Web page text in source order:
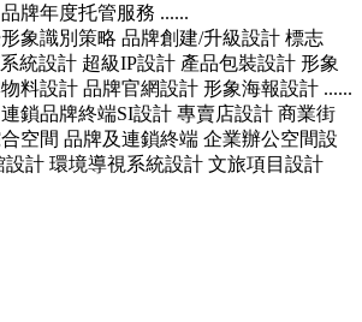
牌年度托管服務 ......
象識別策略 品牌創建/升級設計 標志
統設計 超級IP設計 產品包裝設計 形象
料設計 品牌官網設計 形象海報設計 ......
連鎖品牌終端SI設計 專賣店設計 商業街
空間 品牌及連鎖終端 企業辦公空間設
設計 環境導視系統設計 文旅項目設計